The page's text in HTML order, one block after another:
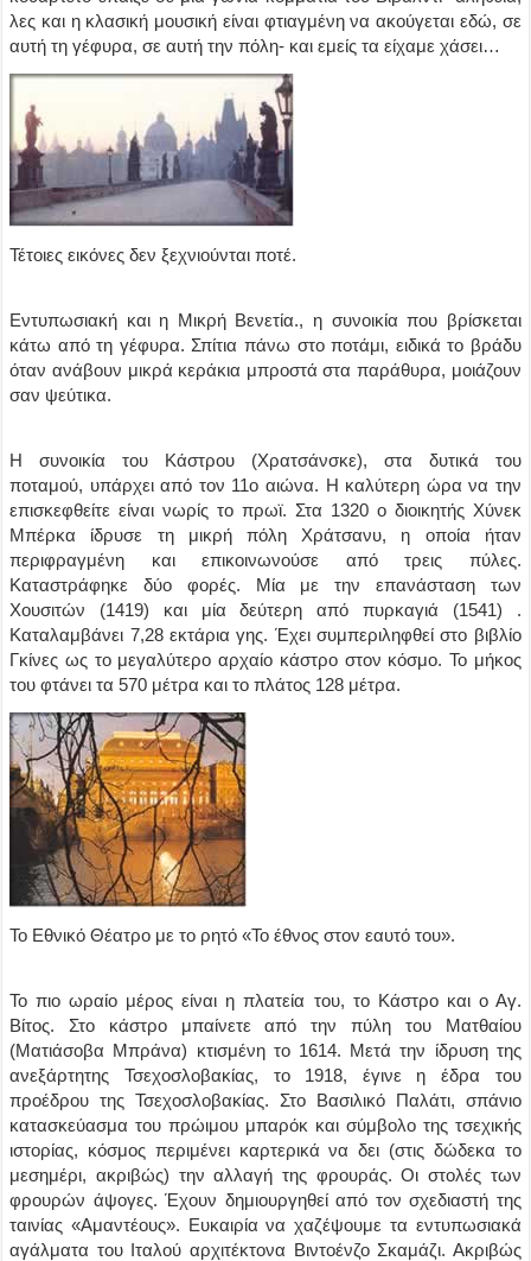
λες και η κλασική μουσική είναι φτιαγμένη να ακούγεται εδώ, σε
αυτή τη γέφυρα, σε αυτή την πόλη- και εμείς τα είχαμε χάσει…
Τέτοιες εικόνες δεν ξεχνιούνται ποτέ.
Εντυπωσιακή και η Μικρή Βενετία., η συνοικία που βρίσκεται
κάτω από τη γέφυρα. Σπίτια πάνω στο ποτάμι, ειδικά το βράδυ
όταν ανάβουν μικρά κεράκια μπροστά στα παράθυρα, μοιάζουν
σαν ψεύτικα.
Η συνοικία του Κάστρου (Χρατσάνσκε), στα δυτικά του
ποταμού, υπάρχει από τον 11ο αιώνα. Η καλύτερη ώρα να την
επισκεφθείτε είναι νωρίς το πρωϊ. Στα 1320 ο διοικητής Χύνεκ
Μπέρκα ίδρυσε τη μικρή πόλη Χράτσανυ, η οποία ήταν
περιφραγμένη και επικοινωνούσε από τρεις πύλες.
Καταστράφηκε δύο φορές. Μία με την επανάσταση των
Χουσιτών (1419) και μία δεύτερη από πυρκαγιά (1541) .
Καταλαμβάνει 7,28 εκτάρια γης. Έχει συμπεριληφθεί στο βιβλίο
Γκίνες ως το μεγαλύτερο αρχαίο κάστρο στον κόσμο. Το μήκος
του φτάνει τα 570 μέτρα και το πλάτος 128 μέτρα.
Το Εθνικό Θέατρο με το ρητό «Το έθνος στον εαυτό του».
Το πιο ωραίο μέρος είναι η πλατεία του, το Κάστρο και ο Αγ.
Βίτος. Στο κάστρο μπαίνετε από την πύλη του Ματθαίου
(Ματιάσοβα Μπράνα) κτισμένη το 1614. Μετά την ίδρυση της
ανεξάρτητης Τσεχοσλοβακίας, το 1918, έγινε η έδρα του
προέδρου της Τσεχοσλοβακίας. Στο Βασιλικό Παλάτι, σπάνιο
κατασκεύασμα του πρώιμου μπαρόκ και σύμβολο της τσεχικής
ιστορίας, κόσμος περιμένει καρτερικά να δει (στις δώδεκα το
μεσημέρι, ακριβώς) την αλλαγή της φρουράς. Οι στολές των
φρουρών άψογες. Έχουν δημιουργηθεί από τον σχεδιαστή της
ταινίας «Αμαντέους». Ευκαιρία να χαζέψουμε τα εντυπωσιακά
αγάλματα του Ιταλού αρχιτέκτονα Βιντοένζο Σκαμάζι. Ακριβώς